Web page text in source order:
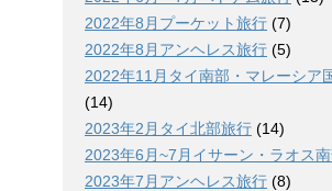
2022年8月プーケット旅行 (7)
2022年8月アンヘレス旅行 (5)
2022年11月タイ南部・マレーシア
(14)
2023年2月タイ北部旅行 (14)
2023年6月~7月イサーン・ラオス
2023年7月アンヘレス旅行 (8)